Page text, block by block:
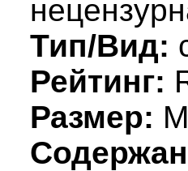
Тип/Вид:
Рейтинг:
Размер: